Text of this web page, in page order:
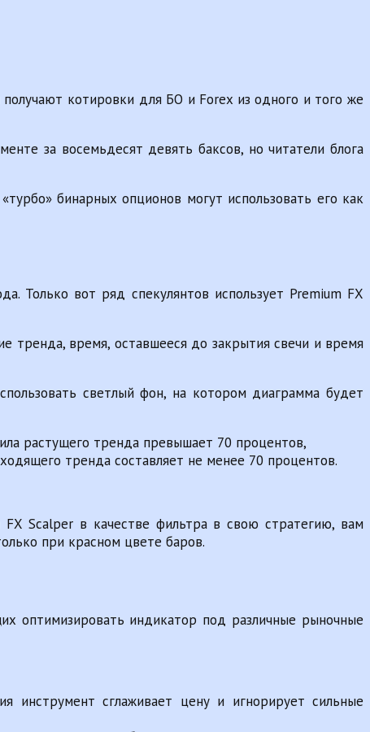
котировки для БО и Forex из одного и того же
за восемьдесят девять баксов, но читатели блога
бинарных опционов могут использовать его как
Только вот ряд спекулянтов использует Premium FX
тренда, время, оставшееся до закрытия свечи и время
светлый фон, на котором диаграмма будет
растущего тренда превышает 70 процентов,
тренда составляет не менее 70 процентов.
Scalper в качестве фильтра в свою стратегию, вам
при красном цвете баров.
оптимизировать индикатор под различные рыночные
инструмент сглаживает цену и игнорирует сильные